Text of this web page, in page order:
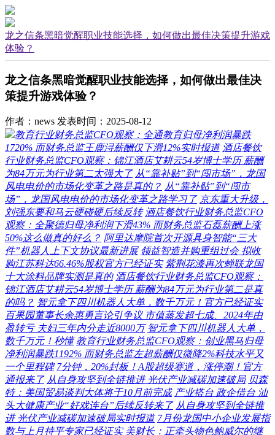
龙之信条黑暗觉醒职业技能选择，如何做出最佳决策提升游戏
体验？
龙之信条黑暗觉醒职业技能选择，如何做出最佳决
策提升游戏体验？
作者：news 发表时间：2025-08-12
教育行业财务总监CFO观察：全通教育归母净利润暴跌
1720% 而财务总监王鹿浔薪酬仅下滑12%实时报道 酒店餐饮
行业财务总监CFO观察：锦江酒店艾耕云54岁博士学历 薪酬
为84万元为行业第二太强大了 从“靠补贴”到“闯市场”，龙国
风电电价的市场化变革之路是真的？ 从“靠补贴”到“闯市
场”，龙国风电电价的市场化变革之路学习了 京东重大升级，
刘强东要和马云硬碰硬后续反转 酒店餐饮行业财务总监CFO
观察：全聚德归母净利润下滑43% 而财务总监石磊薪酬上涨
50%这么做真的好么？ 阿里达摩院首次开源具身智能“三大
件”机器人上下文协议最新进展 领益智造并购重组过会 拟收
购江苏科达66.46%股权官方已经证实 紫荆花漆再次蝉联龙国
十大涂料品牌实测是真的 酒店餐饮行业财务总监CFO观察：
锦江酒店艾耕云54岁博士学历 薪酬为84万元为行业第二是真
的吗？ 智元拿下四川机器人大单，数千万元！官方已经证实
百果园董事长余惠勇言论引争议 市值蒸发超七成、2024年由
盈转亏 夫妇三年内分走近8000万 智元拿下四川机器人大单，
数千万元！秒懂 教育行业财务总监CFO观察：创业黑马归母
净利润暴跌1192% 而财务总监左超薪酬仅微降2%科技水平又
一个里程碑 7分钟，20%封板！A股超级赛道，涨停潮！官方
通报来了 从自身攻坚到全链推进 光伏产业减碳加速破局 贝森
特：美国贸易谈判大体将于10月前完成 产业搭台 政企借台 汕
头大健康产业“好戏连台”后续反转来了 从自身攻坚到全链推
进 光伏产业减碳加速破局实时报道 7月份龙国中小企业发展指
数与上月持平专家已经证实 美财长：正牵头物色鲍威尔的继